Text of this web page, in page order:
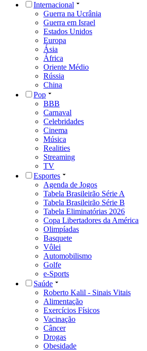
Internacional
Guerra na Ucrânia
Guerra em Israel
Estados Unidos
Europa
Ásia
África
Oriente Médio
Rússia
China
Pop
BBB
Carnaval
Celebridades
Cinema
Música
Realities
Streaming
TV
Esportes
Agenda de Jogos
Tabela Brasileirão Série A
Tabela Brasileirão Série B
Tabela Eliminatórias 2026
Copa Libertadores da América
Olimpíadas
Basquete
Vôlei
Automobilismo
Golfe
e-Sports
Saúde
Roberto Kalil - Sinais Vitais
Alimentação
Exercícios Físicos
Vacinação
Câncer
Drogas
Obesidade